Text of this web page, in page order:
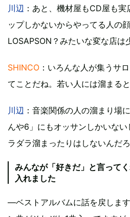
川辺 ：あと、機材屋もCD屋も
ップしかないからやってる人の
LOSAPSON？みたいな変な店は
SHINCO ：いろんな人が集うサ
てことだね。若い人には溜まる
川辺 ：音楽関係の人の溜まり場
んや6」にもオッサンしかいな
ラダラ溜まったりはしないんだろ
みんなが「好きだ」と言って
入れました
―ベストアルバムに話を戻しま